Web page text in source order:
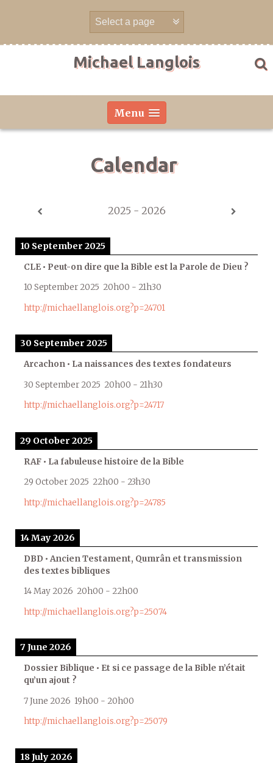
Michael Langlois
Menu
Calendar
2025 - 2026
10 September 2025
CLE • Peut-on dire que la Bible est la Parole de Dieu ?
10 September 2025 20h00 - 21h30
http://michaellanglois.org?p=24701
30 September 2025
Arcachon • La naissances des textes fondateurs
30 September 2025 20h00 - 21h30
http://michaellanglois.org?p=24717
29 October 2025
RAF • La fabuleuse histoire de la Bible
29 October 2025 22h00 - 23h30
http://michaellanglois.org?p=24785
14 May 2026
DBD • Ancien Testament, Qumrân et transmission
des textes bibliques
14 May 2026 20h00 - 22h00
http://michaellanglois.org?p=25074
7 June 2026
Dossier Biblique • Et si ce passage de la Bible n’était
qu’un ajout ?
7 June 2026 19h00 - 20h00
http://michaellanglois.org?p=25079
18 July 2026